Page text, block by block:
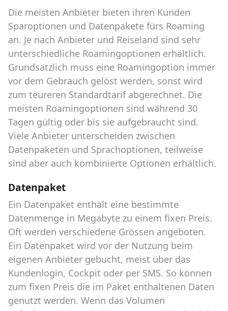
Die meisten Anbieter bieten ihren Kunden
Sparoptionen und Datenpakete fürs Roaming
an. Je nach Anbieter und Reiseland sind sehr
unterschiedliche Roamingoptionen erhältlich.
Grundsätzlich muss eine Roamingoption immer
vor dem Gebrauch gelöst werden, sonst wird
zum teureren Standardtarif abgerechnet. Die
meisten Roamingoptionen sind während 30
Tagen gültig oder bis sie aufgebraucht sind.
Viele Anbieter unterscheiden zwischen
Datenpaketen und Sprachoptionen, teilweise
sind aber auch kombinierte Optionen erhältlich.
Datenpaket
Ein Datenpaket enthält eine bestimmte
Datenmenge in Megabyte zu einem fixen Preis.
Oft werden verschiedene Grössen angeboten.
Ein Datenpaket wird vor der Nutzung beim
eigenen Anbieter gebucht, meist über das
Kundenlogin, Cockpit oder per SMS. So können
zum fixen Preis die im Paket enthaltenen Daten
genutzt werden. Wenn das Volumen